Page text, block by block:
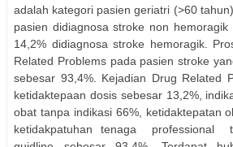
adalah kategori pasien geriatri (>60
pasien didiagnosa stroke non
14,2% didiagnosa stroke hemoragik.
Related Problems pada pasien stroke
sebesar 93,4%. Kejadian Drug Related
ketidaktepaan dosis sebesar 13,2%,
obat tanpa indikasi 66%, ketidaktepatan
ketidakpatuhan tenaga
professional